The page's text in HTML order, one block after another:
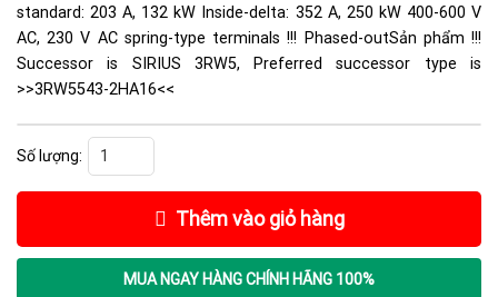
standard: 203 A, 132 kW Inside-delta: 352 A, 250 kW 400-600 V
AC, 230 V AC spring-type terminals !!! Phased-outSản phẩm !!!
Successor is SIRIUS 3RW5, Preferred successor type is
>>3RW5543-2HA16<<
Khởi Động Mềm Siemens 3RW4443-2BC45 số lượng
Thêm vào giỏ hàng
MUA NGAY HÀNG CHÍNH HÃNG 100%